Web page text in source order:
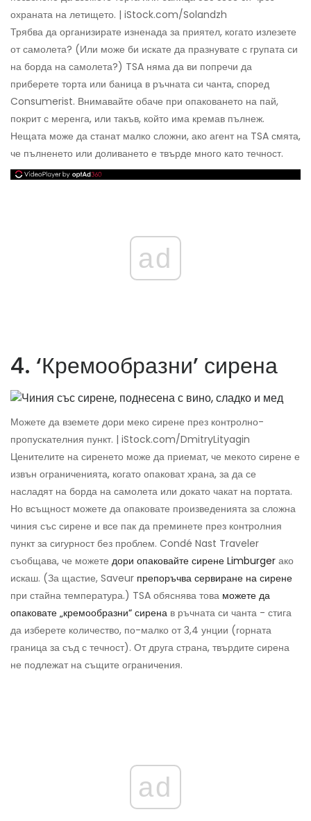
охраната на летището. | iStock.com/Solandzh
Трябва да организирате изненада за приятел, когато излезете
от самолета? (Или може би искате да празнувате с групата си
на борда на самолета?) TSA няма да ви попречи да
приберете торта или баница в ръчната си чанта, според
Consumerist. Внимавайте обаче при опаковането на пай,
покрит с меренга, или такъв, който има кремав пълнеж.
Нещата може да станат малко сложни, ако агент на TSA смята,
че пълненето или доливането е твърде много като течност.
ad
4. ‘Кремообразни’ сирена
Можете да вземете дори меко сирене през контролно-
пропускателния пункт. | iStock.com/DmitryLityagin
Ценителите на сиренето може да приемат, че мекото сирене е
извън ограниченията, когато опаковат храна, за да се
насладят на борда на самолета или докато чакат на портата.
Но всъщност можете да опаковате произведенията за сложна
чиния със сирене и все пак да преминете през контролния
пункт за сигурност без проблем. Condé Nast Traveler
съобщава, че можете дори опаковайте сирене Limburger ако
искаш. (За щастие, Saveur препоръчва сервиране на сирене
при стайна температура.) TSA обяснява това можете да
опаковате „кремообразни“ сирена в ръчната си чанта - стига
да изберете количество, по-малко от 3,4 унции (горната
граница за съд с течност). От друга страна, твърдите сирена
не подлежат на същите ограничения.
ad